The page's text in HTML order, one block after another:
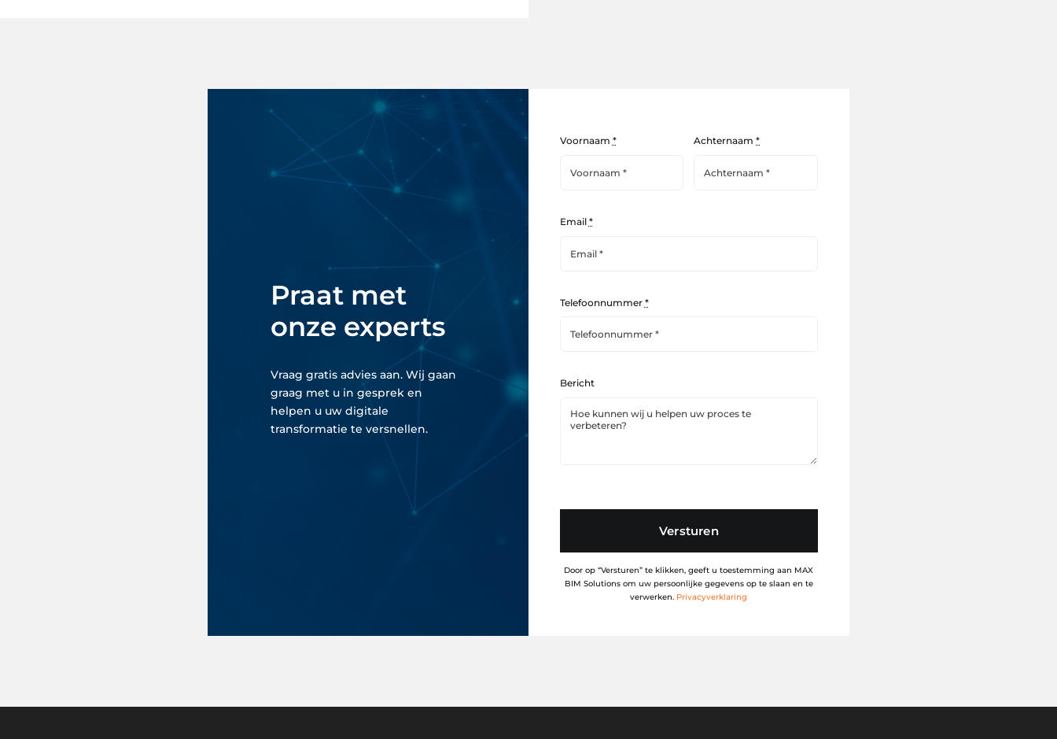
Praat met
onze experts
Vraag gratis advies aan. Wij gaan
graag met u in gesprek en
helpen u uw digitale
transformatie te versnellen.​
Voornaam * Achternaam*
Email *
Telefoonnummer *
Bericht
Versturen
Door op “Versturen” te klikken, geeft u toestemming aan MAX
BIM Solutions om uw persoonlijke gegevens op te slaan en te
verwerken. Privacyverklaring